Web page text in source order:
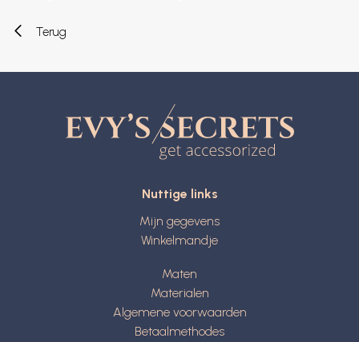
Terug
Nuttige links
Mijn gegevens
Winkelmandje
Maten
Materialen
Algemene voorwaarden
Betaalmethodes